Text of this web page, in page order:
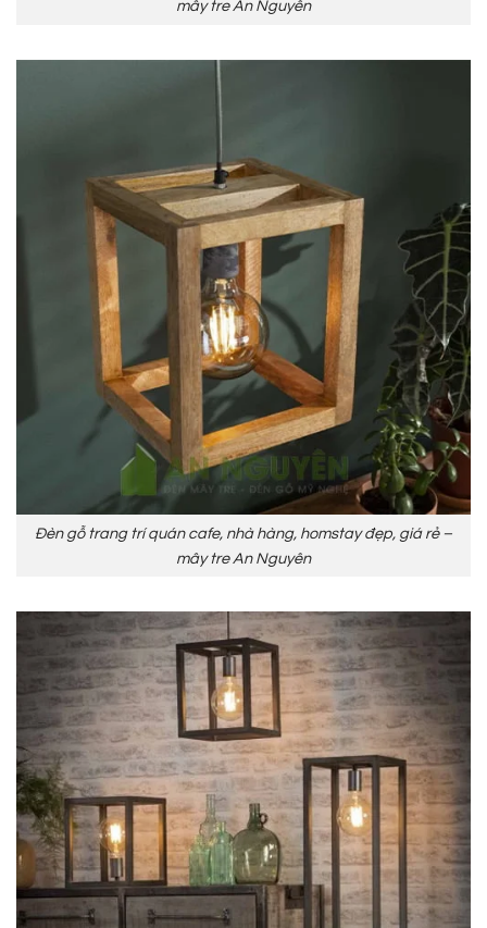
mây tre An Nguyên
Đèn gỗ trang trí quán cafe, nhà hàng, homstay đẹp, giá rẻ –
mây tre An Nguyên